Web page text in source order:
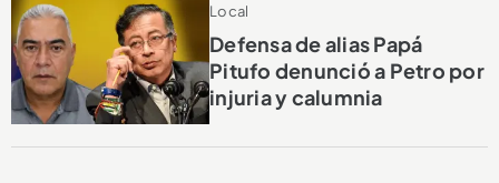
Local
Defensa de alias Papá
Pitufo denunció a Petro por
injuria y calumnia